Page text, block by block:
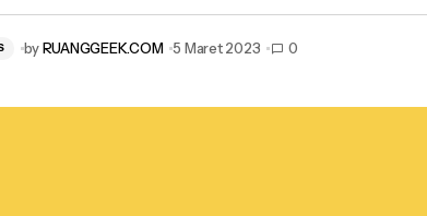
byRUANGGEEK.COM 5 Maret 2023 0